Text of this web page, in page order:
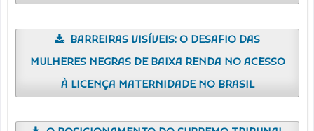
BARREIRAS VISÍVEIS: O DESAFIO DAS
MULHERES NEGRAS DE BAIXA RENDA NO ACESSO
À LICENÇA MATERNIDADE NO BRASIL